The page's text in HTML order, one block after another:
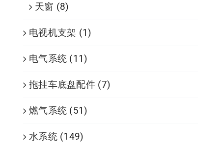
天窗 (8)
电视机支架 (1)
电气系统 (11)
拖挂车底盘配件 (7)
燃气系统 (51)
水系统 (149)